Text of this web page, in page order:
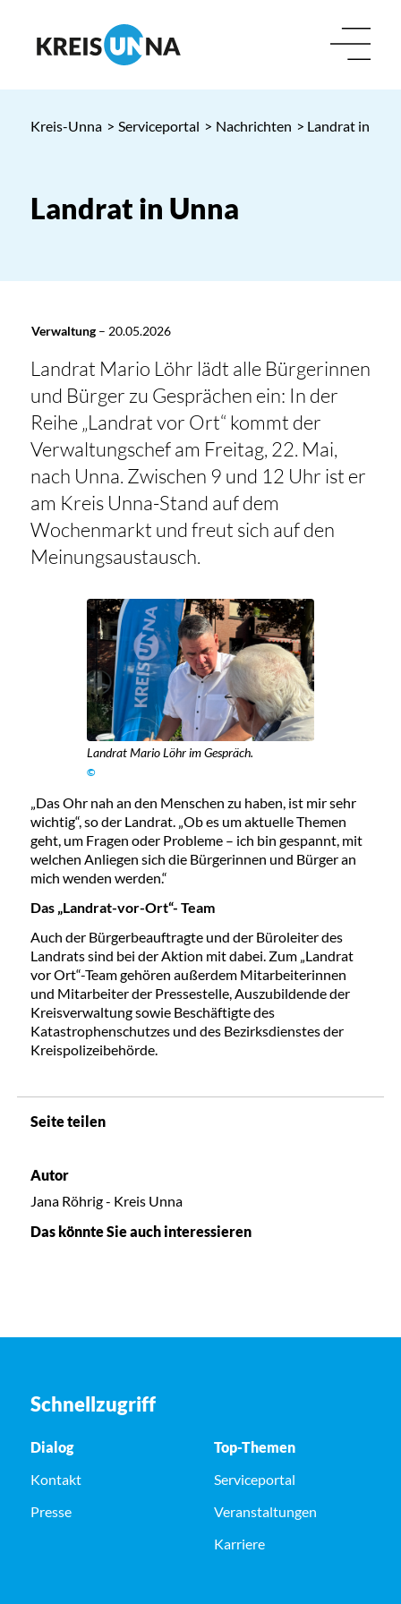
Kreis-Unna > Serviceportal > Nachrichten > Landrat in
Landrat in Unna
Verwaltung– 20.05.2026
Landrat Mario Löhr lädt alle Bürgerinnen
und Bürger zu Gesprächen ein: In der
Reihe „Landrat vor Ort“ kommt der
Verwaltungschef am Freitag, 22. Mai,
nach Unna. Zwischen 9 und 12 Uhr ist er
am Kreis Unna-Stand auf dem
Wochenmarkt und freut sich auf den
Meinungsaustausch.
Landrat Mario Löhr im Gespräch.
©
„Das Ohr nah an den Menschen zu haben, ist mir sehr
wichtig“, so der Landrat. „Ob es um aktuelle Themen
geht, um Fragen oder Probleme – ich bin gespannt, mit
welchen Anliegen sich die Bürgerinnen und Bürger an
mich wenden werden.“
Das „Landrat-vor-Ort“- Team
Auch der Bürgerbeauftragte und der Büroleiter des
Landrats sind bei der Aktion mit dabei. Zum „Landrat
vor Ort“-Team gehören außerdem Mitarbeiterinnen
und Mitarbeiter der Pressestelle, Auszubildende der
Kreisverwaltung sowie Beschäftigte des
Katastrophenschutzes und des Bezirksdienstes der
Kreispolizeibehörde.
Seite teilen
Autor
Jana Röhrig - Kreis Unna
Das könnte Sie auch interessieren
Schnellzugriff
Dialog
Kontakt
Presse
Top-Themen
Serviceportal
Veranstaltungen
Karriere